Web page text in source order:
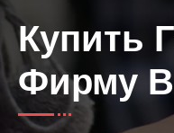
Купить
Фирму